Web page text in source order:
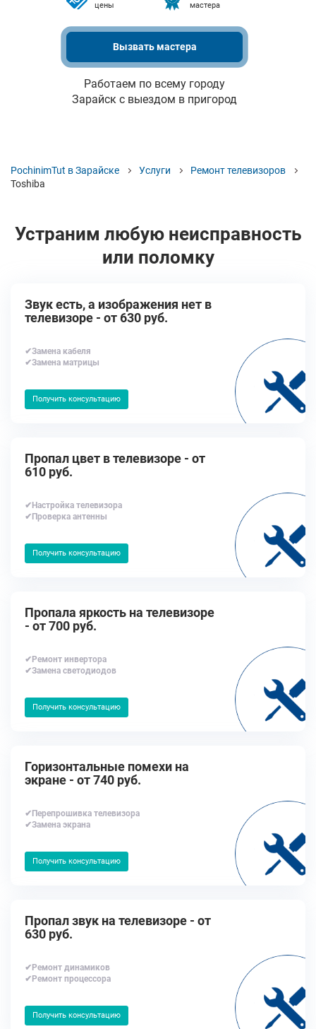
цены
мастера
Вызвать мастера
Работаем по всему городу
Зарайск с выездом в пригород
PochinimTut в Зарайске Услуги
Ремонт телевизоров
Toshiba
Устраним любую неисправность
или поломку
Звук есть, а изображения нет в
телевизоре - от 630 руб.
✔Замена кабеля
✔Замена матрицы
Получить консультацию
Пропал цвет в телевизоре - от
610 руб.
✔Настройка телевизора
✔Проверка антенны
Получить консультацию
Пропала яркость на телевизоре
- от 700 руб.
✔Ремонт инвертора
✔Замена светодиодов
Получить консультацию
Горизонтальные помехи на
экране - от 740 руб.
✔Перепрошивка телевизора
✔Замена экрана
Получить консультацию
Пропал звук на телевизоре - от
630 руб.
✔Ремонт динамиков
✔Ремонт процессора
Получить консультацию